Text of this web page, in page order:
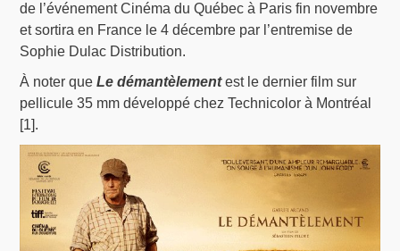
de l’événement Cinéma du Québec à Paris fin novembre
et sortira en France le 4 décembre par l’entremise de
Sophie Dulac Distribution.
À noter queLe démantèlementest le dernier film sur
pellicule 35 mm développé chez Technicolor à Montréal
[1].